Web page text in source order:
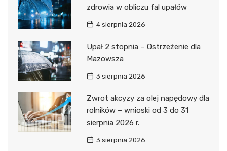
zdrowia w obliczu fal upałów
4 sierpnia 2026
Upał 2 stopnia – Ostrzeżenie dla
Mazowsza
3 sierpnia 2026
Zwrot akcyzy za olej napędowy dla
rolników – wnioski od 3 do 31
sierpnia 2026 r.
3 sierpnia 2026